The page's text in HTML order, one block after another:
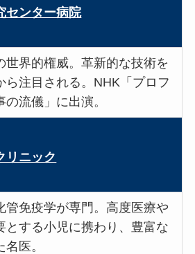
センター病院
世界的権威。革新的な技術を
ら注目される。NHK「プロフ
流儀」に出演。
リニック
管免疫学が専門。高度医療や
とする小児に携わり、豊富な
医。